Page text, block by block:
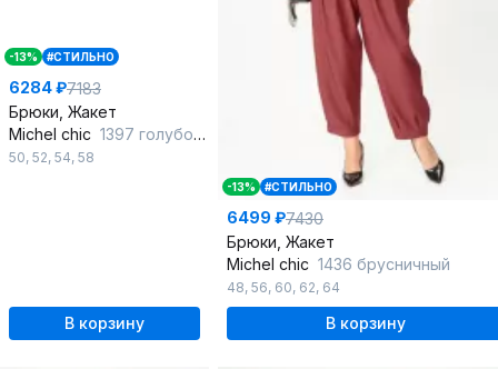
-13% #СТИЛЬНО
6284 ₽7183
Брюки, Жакет
Michel chic 1397 голубой,деним
50, 52, 54, 58
В корзину
-13% #СТИЛЬНО
6499 ₽7430
Брюки, Жакет
Michel chic 1436 брусничный
48, 56, 60, 62, 64
В корзину